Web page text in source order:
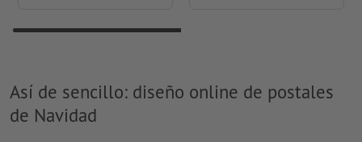
Así de sencillo: diseño online de postales
de Navidad